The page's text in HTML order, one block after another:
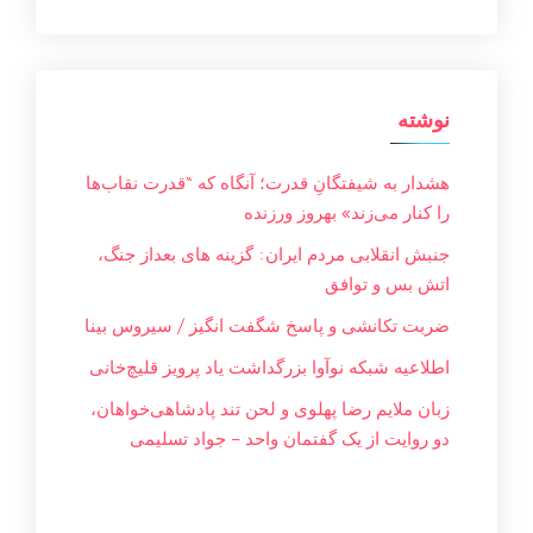
نوشته
هشدار به شیفتگانِ قدرت؛ آنگاه که “قدرت نقاب‌ها
را کنار می‌زند» بهروز ورزنده
جنبش انقلابی مردم ایران: گزینه های بعداز جنگ،
اتش بس و توافق
ضربت تکانشی و پاسخ شگفت انگیز / سیروس بینا
اطلاعیه شبکه نوآوا بزرگداشت یاد پرویز قلیچ‌خانی
زبان ملایم‌ رضا پهلوی و لحن تند پادشاهی‌خواهان،
دو روایت از یک گفتمان واحد – جواد تسليمی